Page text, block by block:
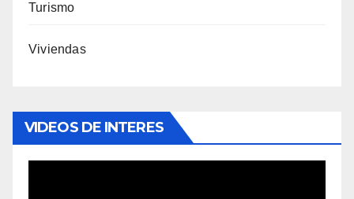
Turismo
Viviendas
VIDEOS DE INTERES